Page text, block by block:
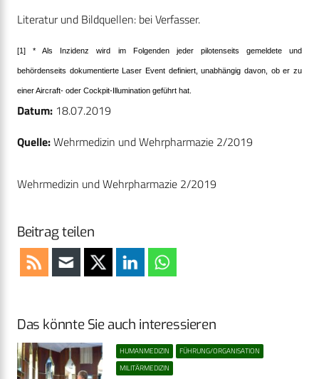
Literatur und Bildquellen: bei Verfasser.
[1] * Als Inzidenz wird im Folgenden jeder pilotenseits gemeldete und
behördenseits dokumentierte Laser Event definiert, unabhängig davon, ob er zu
einer Aircraft- oder Cockpit-Illumination geführt hat.
Datum: 18.07.2019
Quelle:Wehrmedizin und Wehrpharmazie 2/2019
Wehrmedizin und Wehrpharmazie 2/2019
Beitrag teilen
Das könnte Sie auch interessieren
HUMANMEDIZIN
FÜHRUNG/ORGANISATION
MILITÄRMEDIZIN